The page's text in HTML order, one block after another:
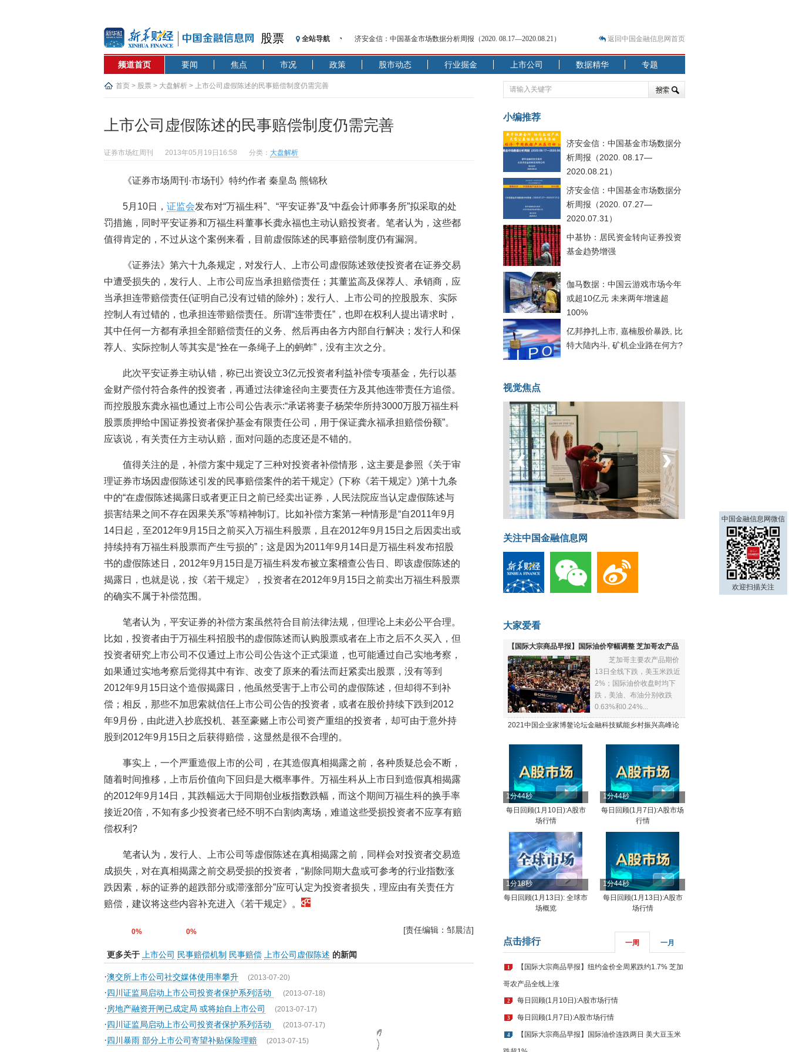
股票 全站导航
济安金信：中国基金市场数据分析周报（2020. 08.17—2020.08.21）
【见·闻】疫情下，新加坡旅游业步履维艰
记者手记：疫情下的香港零售业如何浴火重生？
【见·闻】疫情下一家香港传统零售商的转型突围之旅
济安金信：中国基金市场数据分析周报（2020. 07.27—2020.07.31）
【新华财经调查】同业存单、结构性存款玩起“跷跷板” 结构性失衡藏
在“隐秘的角落”
央行公开市场净投放300亿元 短端资金利率明显下行
基本面及股市双轮冲击 债市回调十年期债表现最弱
返回中国金融信息网首页
频道首页 要闻 焦点 市况 政策 股市动态 行业掘金 上市公司 数据精华 专题
首页 > 股票 > 大盘解析 > 上市公司虚假陈述的民事赔偿制度仍需完善
上市公司虚假陈述的民事赔偿制度仍需完善
证券市场红周刊 2013年05月19日16:58 分类： 大盘解析
《证券市场周刊·市场刊》特约作者 秦皇岛 熊锦秋
5月10日， 证监会发布对“万福生科”、“平安证券”及“中磊会计师事务所”拟采取的处
罚措施，同时平安证券和万福生科董事长龚永福也主动认赔投资者。笔者认为，这些都
值得肯定的，不过从这个案例来看，目前虚假陈述的民事赔偿制度仍有漏洞。
《证券法》第六十九条规定，对发行人、上市公司虚假陈述致使投资者在证券交易
中遭受损失的，发行人、上市公司应当承担赔偿责任；其董监高及保荐人、承销商，应
当承担连带赔偿责任(证明自己没有过错的除外)；发行人、上市公司的控股股东、实际
控制人有过错的，也承担连带赔偿责任。所谓“连带责任”，也即在权利人提出请求时，
其中任何一方都有承担全部赔偿责任的义务、然后再由各方内部自行解决；发行人和保
荐人、实际控制人等其实是“拴在一条绳子上的蚂蚱”，没有主次之分。
此次平安证券主动认错，称已出资设立3亿元投资者利益补偿专项基金，先行以基
金财产偿付符合条件的投资者，再通过法律途径向主要责任方及其他连带责任方追偿。
而控股股东龚永福也通过上市公司公告表示:“承诺将妻子杨荣华所持3000万股万福生科
股票质押给中国证券投资者保护基金有限责任公司，用于保证龚永福承担赔偿份额”。
应该说，有关责任方主动认赔，面对问题的态度还是不错的。
值得关注的是，补偿方案中规定了三种对投资者补偿情形，这主要是参照《关于审
理证券市场因虚假陈述引发的民事赔偿案件的若干规定》(下称《若干规定》)第十九条
中的“在虚假陈述揭露日或者更正日之前已经卖出证券，人民法院应当认定虚假陈述与
损害结果之间不存在因果关系”等精神制订。比如补偿方案第一种情形是“自2011年9月
14日起，至2012年9月15日之前买入万福生科股票，且在2012年9月15日之后因卖出或
持续持有万福生科股票而产生亏损的”；这是因为2011年9月14日是万福生科发布招股
书的虚假陈述日，2012年9月15日是万福生科发布被立案稽查公告日、即该虚假陈述的
揭露日，也就是说，按《若干规定》，投资者在2012年9月15日之前卖出万福生科股票
的确实不属于补偿范围。
笔者认为，平安证券的补偿方案虽然符合目前法律法规，但理论上未必公平合理。
比如，投资者由于万福生科招股书的虚假陈述而认购股票或者在上市之后不久买入，但
投资者研究上市公司不仅通过上市公司公告这个正式渠道，也可能通过自己实地考察，
如果通过实地考察后觉得其中有诈、改变了原来的看法而赶紧卖出股票，没有等到
2012年9月15日这个造假揭露日，他虽然受害于上市公司的虚假陈述，但却得不到补
偿；相反，那些不加思索就信任上市公司公告的投资者，或者在股价持续下跌到2012
年9月份，由此进入抄底投机、甚至豪赌上市公司资产重组的投资者，却可由于意外持
股到2012年9月15日之后获得赔偿，这显然是很不合理的。
事实上，一个严重造假上市的公司，在其造假真相揭露之前，各种质疑总会不断，
随着时间推移，上市后价值向下回归是大概率事件。万福生科从上市日到造假真相揭露
的2012年9月14日，其跌幅远大于同期创业板指数跌幅，而这个期间万福生科的换手率
接近20倍，不知有多少投资者已经不明不白割肉离场，难道这些受损投资者不应享有赔
偿权利?
笔者认为，发行人、上市公司等虚假陈述在真相揭露之前，同样会对投资者交易造
成损失，对在真相揭露之前交易受损的投资者，“剔除同期大盘或可参考的行业指数涨
跌因素，标的证券的超跌部分或滞涨部分”应可认定为投资者损失，理应由有关责任方
赔偿，建议将这些内容补充进入《若干规定》。
0% 0% [责任编辑：邹晨洁]
更多关于 上市公司 民事赔偿机制 民事赔偿 上市公司虚假陈述 的新闻
·澳交所上市公司社交媒体使用率攀升 (2013-07-20)
·四川证监局启动上市公司投资者保护系列活动 (2013-07-18)
·房地产融资开闸已成定局 或将始自上市公司 (2013-07-17)
·四川证监局启动上市公司投资者保护系列活动 (2013-07-17)
·四川暴雨 部分上市公司寄望补贴保险理赔 (2013-07-15)
小编推荐
济安金信：中国基金市场数据分
析周报（2020. 08.17—
2020.08.21）
济安金信：中国基金市场数据分
析周报（2020. 07.27—
2020.07.31）
中基协：居民资金转向证券投资
基金趋势增强
伽马数据：中国云游戏市场今年
或超10亿元 未来两年增速超
100%
亿邦挣扎上市, 嘉楠股价暴跌, 比
特大陆内斗, 矿机企业路在何方?
视觉焦点
菲律宾：防疫降级
‹ ›
关注中国金融信息网
大家爱看
【国际大宗商品早报】国际油价窄幅调整 芝加哥农产品
全线下跌
芝加哥主要农产品期价
13日全线下跌，美玉米跌近
2%；国际油价收盘时均下
跌，美油、布油分别收跌
0.63%和0.24%...
2021中国企业家博鳌论坛金融科技赋能乡村振兴高峰论
1分44秒
每日回顾(1月10日):A股市
场行情
1分44秒
每日回顾(1月7日):A股市场
行情
1分18秒
每日回顾(1月13日): 全球市
场概览
1分44秒
每日回顾(1月13日):A股市
场行情
点击排行 一周 一月
1 【国际大宗商品早报】纽约金价全周累跌约1.7% 芝加
哥农产品全线上涨
2 每日回顾(1月10日):A股市场行情
3 每日回顾(1月7日):A股市场行情
4 【国际大宗商品早报】国际油价连跌两日 美大豆玉米
中国金融信息网微信
欢迎扫描关注